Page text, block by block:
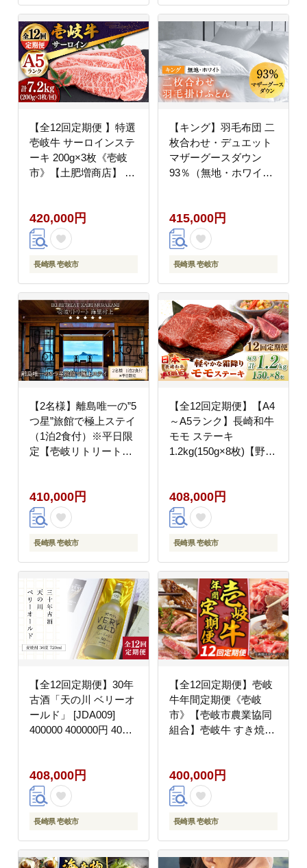
【全12回定期便 】特選
壱岐牛 サーロインステ
ーキ 200g×3枚《壱岐
市》【土肥増商店】 肉
[JDD014] 400000
400000円 40万円
420,000円
長崎県 壱岐市
【キング】羽毛布団 二
枚合わせ・デュエット
マザーグースダウン
93％（無地・ホワイ
ロイヤルゴールドラベ
ル 布団 ふとん 羽毛ふ
とん 二枚合わせ 羽毛
ダウン 綿100％ キング
円
415,000円
長崎県 壱岐市
【2名様】離島唯一の”5
つ星”旅館で極上ステイ
（1泊2食付）※平日限
定【壱岐リトリート海
円 40万円
410,000円
長崎県 壱岐市
【全12回定期便】【A4
～A5ランク】長崎和牛
モモ ステーキ
1.2kg(150g×8枚)【野中
ギフト 贈答用 冷凍配送
A4 A5 [JGC054]
400000 400000円 40万
円
408,000円
長崎県 壱岐市
【全12回定期便】30年
古酒「天の川 ベリーオ
ールド」 [JDA009]
400000 400000円 40万
408,000円
長崎県 壱岐市
【全12回定期便】壱岐
牛年間定期便《壱岐
市》【壱岐市農業協同
組合】壱岐牛 すき焼き
400000円 40万円
400,000円
長崎県 壱岐市